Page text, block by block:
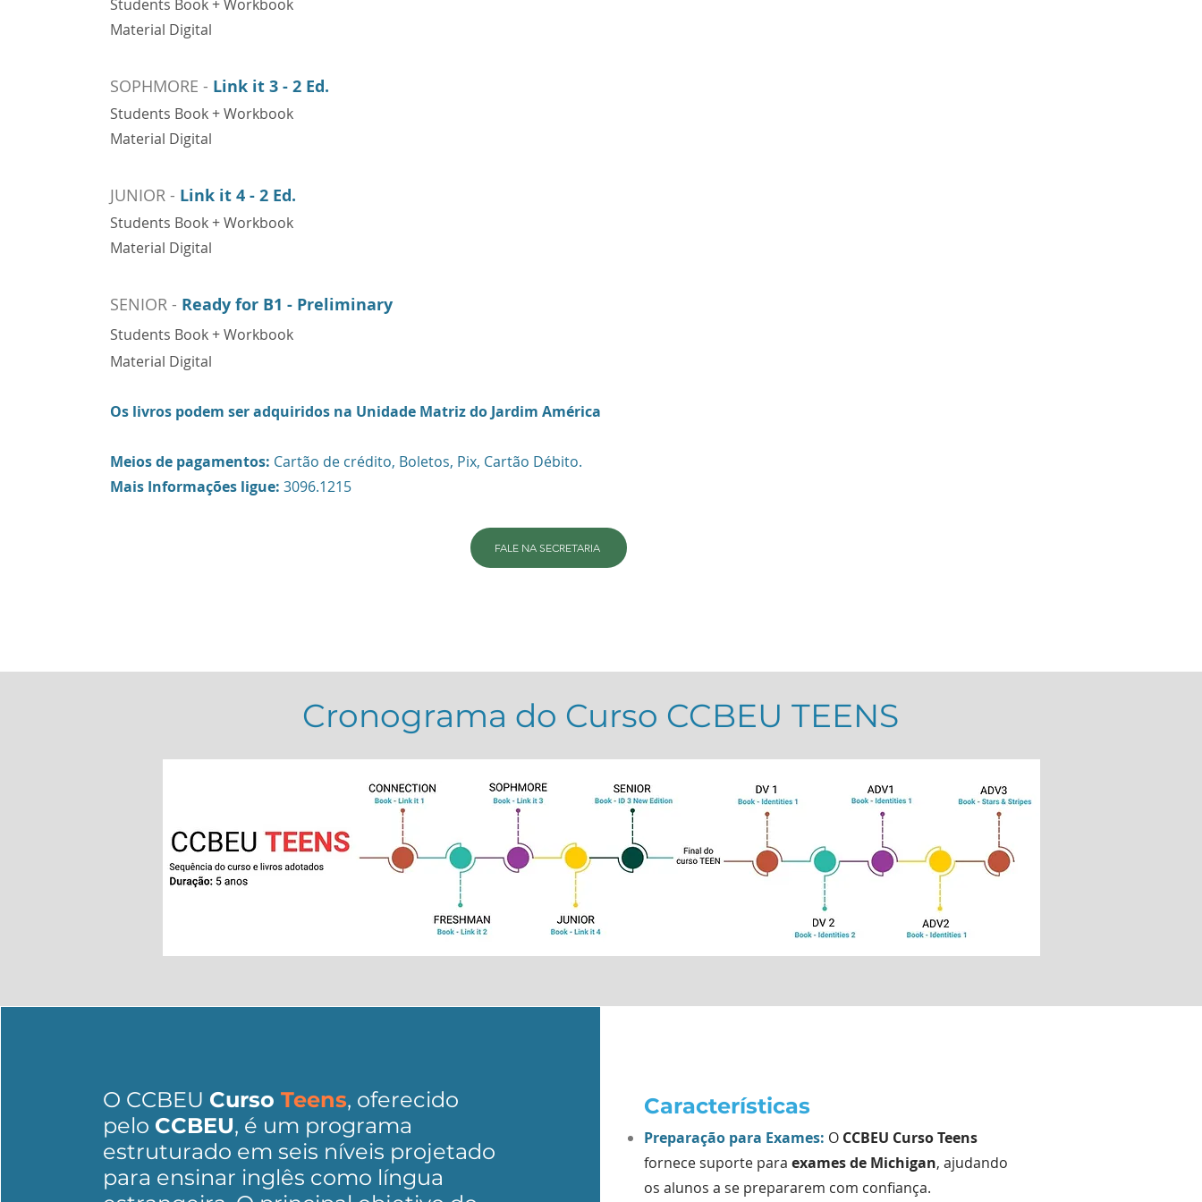
Students Book + Workbook
Material Digital
SOPHMORE - Link it 3 - 2 Ed.
Students Book + Workbook
Material Digital
JUNIOR - Link it 4 - 2 Ed.
Students Book + Workbook
Material Digital
SENIOR - Ready for B1 - Preliminary
Students Book + Workbook
Material Digital
Os livros podem ser adquiridos na Unidade Matriz do Jardim América
Meios de pagamentos: Cartão de crédito, Boletos, Pix, Cartão Débito.
Mais Informações ligue: 3096.1215
FALE NA SECRETARIA
Cronograma do Curso CCBEU TEENS
O CCBEU CursoTeens, oferecido
pelo CCBEU, é um programa
estruturado em seis níveis projetado
para ensinar inglês como língua
Características
Preparação para Exames: O CCBEU Curso Teens
fornece suporte paraexames de Michigan, ajudando
os alunos a se prepararem com confiança.